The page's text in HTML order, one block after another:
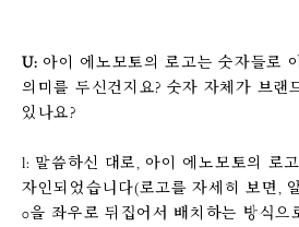
U: 아이 에노모토의 로고는 숫자들로
의미를 두신건지요? 숫자 자체가 브랜
있나요?
l: 말씀하신 대로, 아이 에노모토의 로
자인되었습니다(로고를 자세히 보면,
0을 좌우로 뒤집어서 배치하는 방식